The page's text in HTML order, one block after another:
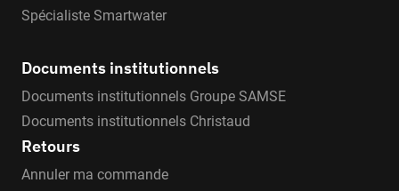
Spécialiste Smartwater
Documents institutionnels
Documents institutionnels Groupe SAMSE
Documents institutionnels Christaud
Retours
Annuler ma commande